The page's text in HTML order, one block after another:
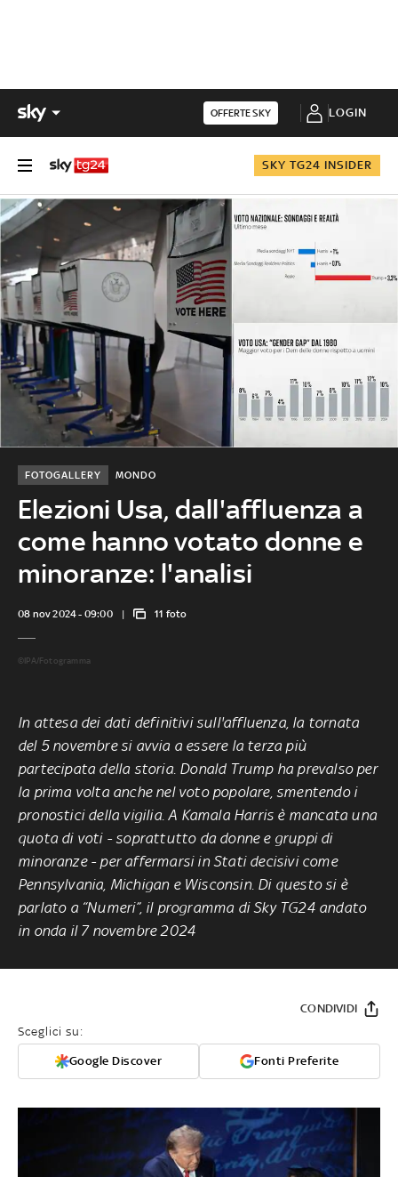
OFFERTE SKY LOGIN
SKY TG24 INSIDER
Elezioni Usa, dall'affluenza a
come hanno votato donne e
minoranze: l'analisi
MONDO
FOTOGALLERY
08 nov 2024 - 09:00 11 foto
©IPA/Fotogramma
In attesa dei dati definitivi sull'affluenza, la tornata
del 5 novembre si avvia a essere la terza più
partecipata della storia. Donald Trump ha prevalso per
la prima volta anche nel voto popolare, smentendo i
pronostici della vigilia. A Kamala Harris è mancata una
quota di voti - soprattutto da donne e gruppi di
minoranze - per affermarsi in Stati decisivi come
Pennsylvania, Michigan e Wisconsin. Di questo si è
parlato a “Numeri”, il programma di Sky TG24 andato
in onda il 7 novembre 2024
Sceglici su:
Google Discover Fonti Preferite
CONDIVIDI